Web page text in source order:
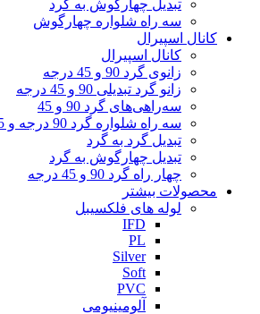
تبدیل چهارگوش به گرد
سه راه شلواره چهارگوش
کانال اسپیرال
کانال اسپیرال
زانوی گرد 90 و 45 درجه
زانو گرد تبدیلی 90 و 45 درجه
سه‌راهی‌های گرد 90 و 45
سه راه شلواره گرد 90 درجه و 45 درجه
تبدیل گرد به گرد
تبدیل چهارگوش به گرد
چهار راه گرد 90 و 45 درجه
محصولات بیشتر
لوله های فلکسیبل
IFD
PL
Silver
Soft
PVC
آلومینیومی